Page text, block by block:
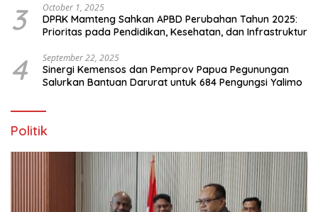
3 October 1, 2025
DPRK Mamteng Sahkan APBD Perubahan Tahun 2025:
Prioritas pada Pendidikan, Kesehatan, dan Infrastruktur
4 September 22, 2025
Sinergi Kemensos dan Pemprov Papua Pegunungan
Salurkan Bantuan Darurat untuk 684 Pengungsi Yalimo
Politik